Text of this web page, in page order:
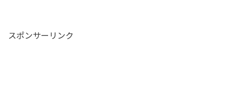
スポンサーリンク